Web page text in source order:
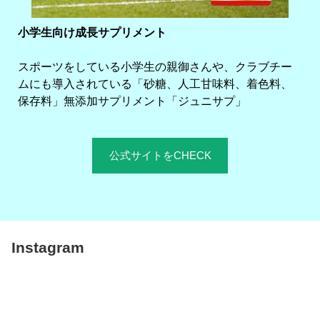
小学生向け成長サプリメント
スポーツをしている小学生の親御さんや、クラブチー
ムにも導入されている「砂糖、人工甘味料、着色料、
保存料」無添加サプリメント「ジュニサプ」
公式サイトをCHECK
Instagram